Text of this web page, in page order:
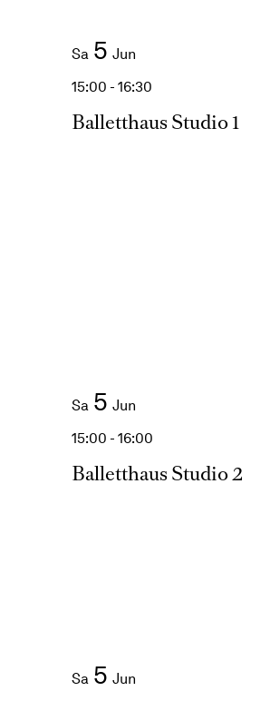
Sa 5 Jun
15:00 - 16:30
Balletthaus Studio 1
Sa 5 Jun
15:00 - 16:00
Balletthaus Studio 2
Sa 5 Jun